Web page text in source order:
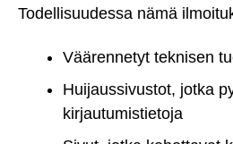
Todellisuudessa nämä
Väärennetyt teknisen
Huijaussivustot, jotka
kirjautumistietoja